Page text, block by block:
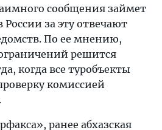
сообщения займет
России за эту отвечают
По ее мнению,
решится
когда все туробъекты
комиссией
ранее абхазская